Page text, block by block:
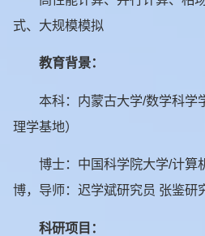
式、大规模模拟
教育背景：
本科：内蒙古大学/数学科学
理学基地）
博士：中国科学院大学/计算
博，导师：迟学斌研究员 张鉴研
科研项目：